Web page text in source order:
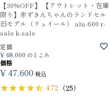
【30%OFF】 【アウトレット・在庫
限り】赤ずきんちゃんのランドセル
旧モデル（リュイール） alu-600 r-
sale k-sale
定価
¥68,000 のところ
価格
¥47,600 税込
4.72 （25）